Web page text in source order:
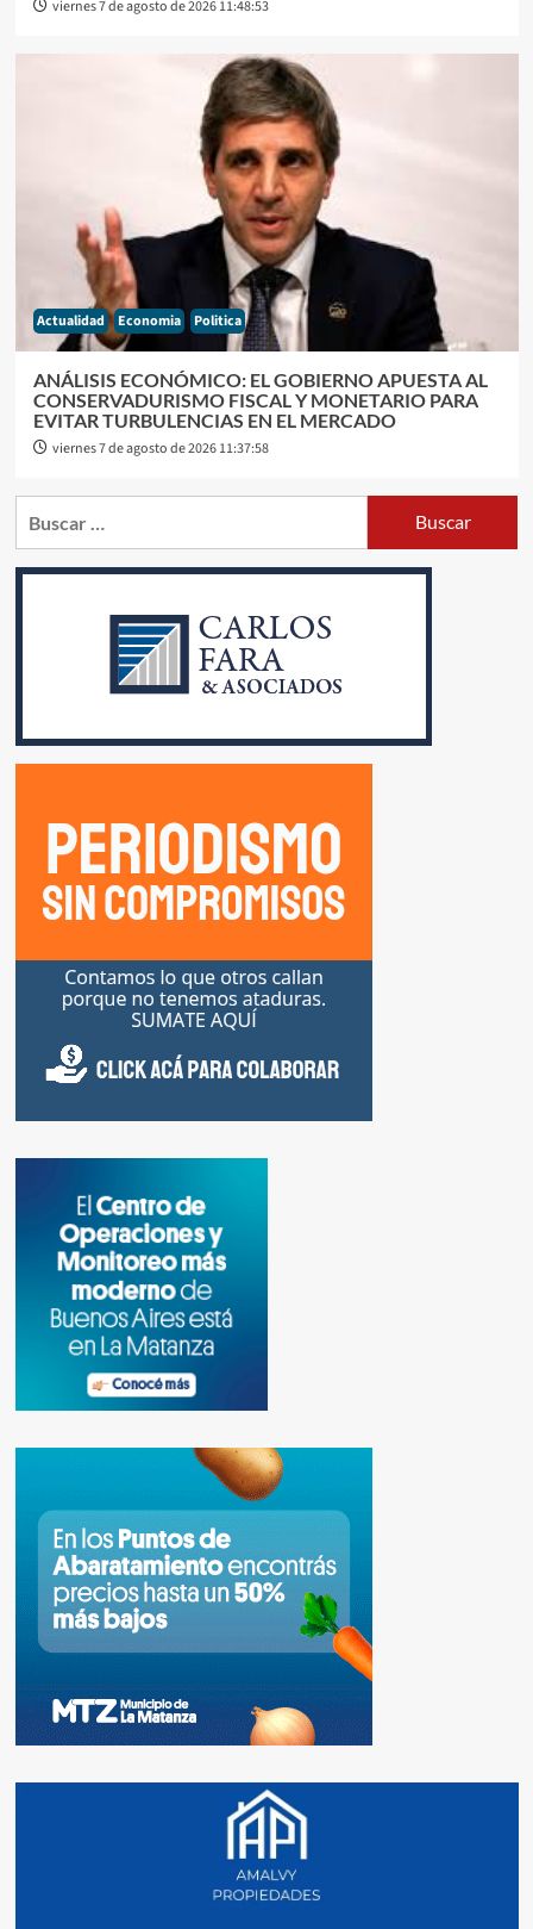
viernes 7 de agosto de 2026 11:48:53
Actualidad Economia Politica
ANÁLISIS ECONÓMICO: EL GOBIERNO APUESTA AL
CONSERVADURISMO FISCAL Y MONETARIO PARA
EVITAR TURBULENCIAS EN EL MERCADO
viernes 7 de agosto de 2026 11:37:58